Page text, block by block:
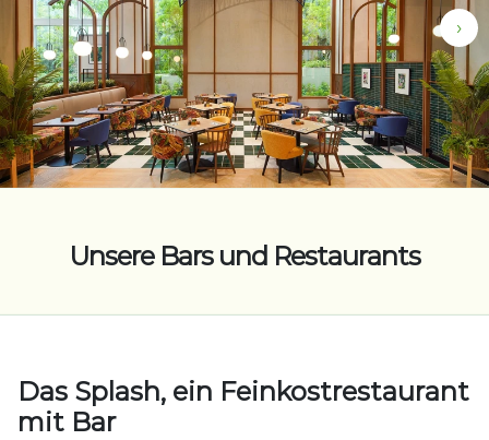
›
Unsere Bars und Restaurants
Das Splash, ein Feinkostrestaurant
mit Bar